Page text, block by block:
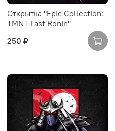
Открытка "Epic Collection:
TMNT Last Ronin"
250 ₽